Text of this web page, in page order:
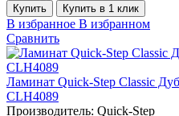
Купить Купить в 1 клик
В избранное В избранном
Сравнить
Ламинат Quick-Step Classic
CLH4089
Производитель: Quick-Step